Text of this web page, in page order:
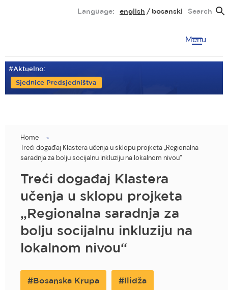
Language: english bosanski Search
Menu
#Aktuelno:
Sjednice Predsjedništva
You
are
here
Home
Treći događaj Klastera učenja u sklopu projketa „Regionalna
saradnja za bolju socijalnu inkluziju na lokalnom nivou“
Treći događaj Klastera
učenja u sklopu projketa
„Regionalna saradnja za
bolju socijalnu inkluziju na
lokalnom nivou“
Bosanska Krupa Ilidža